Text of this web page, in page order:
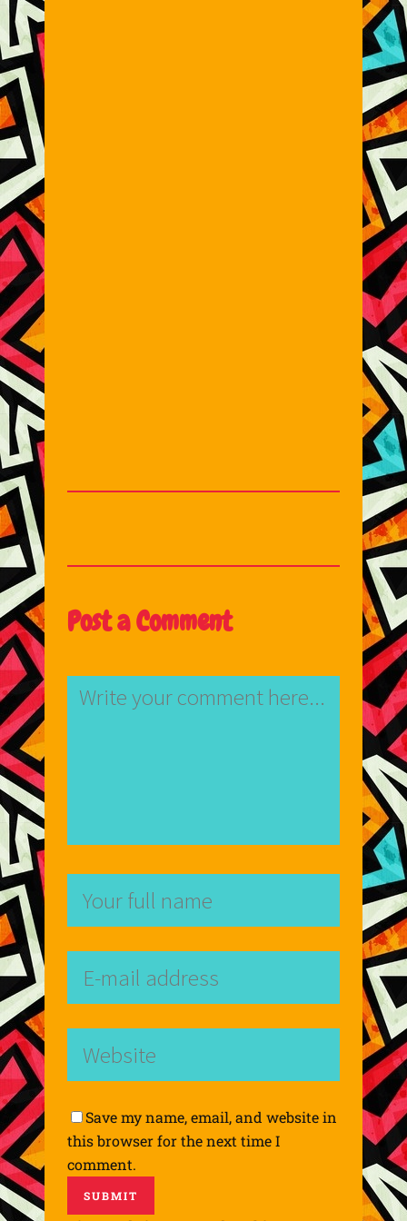
Post a Comment
Save my name, email, and website in
this browser for the next time I
comment.